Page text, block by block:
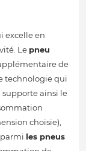
excelle en
Le pneu
de
technologie qui
ainsi le
choisie),
les pneus